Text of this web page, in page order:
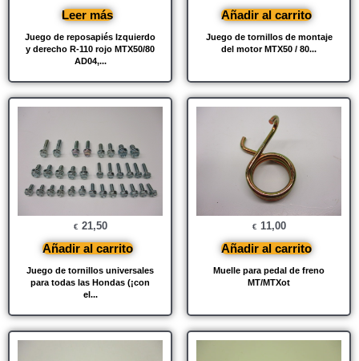
Juego de reposapiés Izquierdo
y derecho R-110 rojo MTX50/80
AD04,...
Leer más
Juego de tornillos de montaje
del motor MTX50 / 80...
Añadir al carrito
Juego de tornillos universales
para todas las Hondas (¡con
el...
€ 21,50
Añadir al carrito
Muelle para pedal de freno
MT/MTXot
€ 11,00
Añadir al carrito